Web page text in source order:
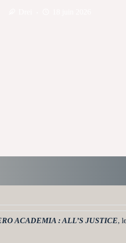
ACADEMIA : ALL’S JUSTICE,